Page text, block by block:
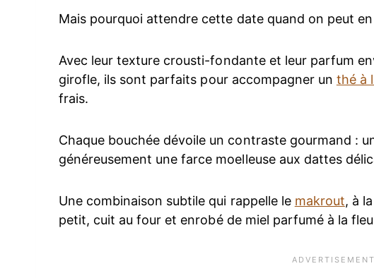
Mais pourquoi attendre cette date quand on peut
Avec leur texture crousti-fondante et leur parfum
girofle, ils sont parfaits pour accompagner un thé à
frais.
Chaque bouchée dévoile un contraste gourmand :
généreusement une farce moelleuse aux dattes
Une combinaison subtile qui rappelle le makrout, à
petit, cuit au four et enrobé de miel parfumé à la